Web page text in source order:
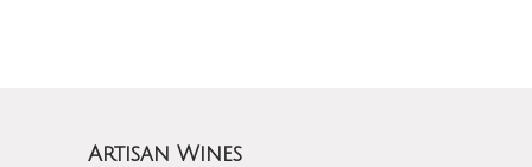
Artisan Wines